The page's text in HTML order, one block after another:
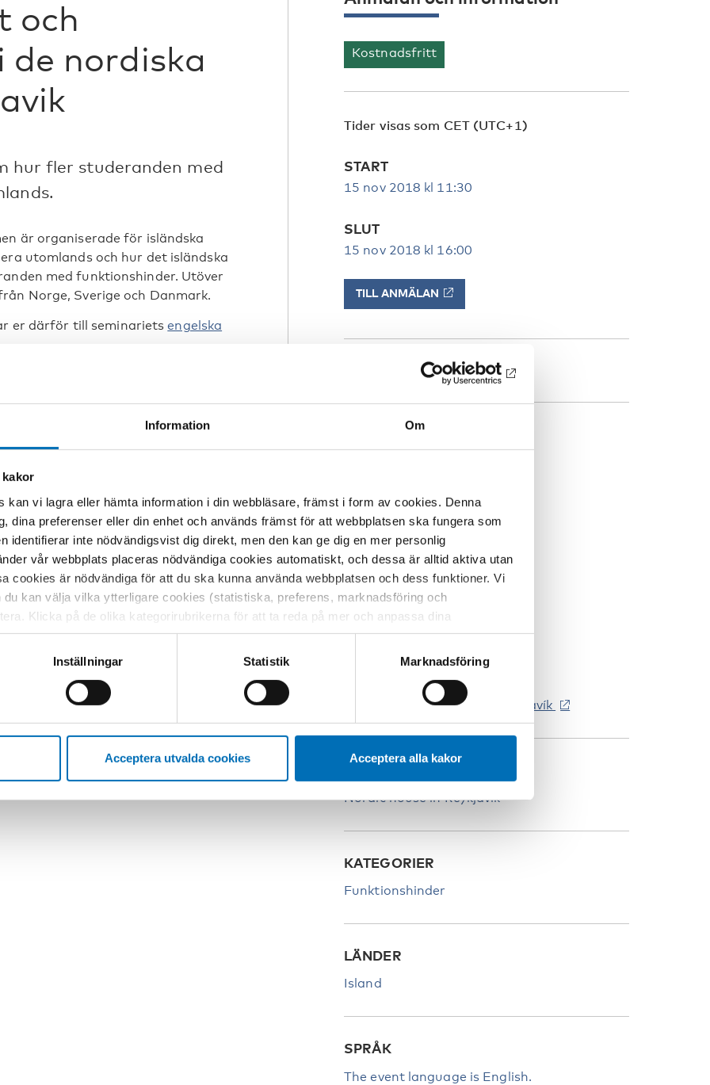
Information Om
kakor
kan vi lagra eller hämta information i din webbläsare, främst i form av cookies. Denna
dina preferenser eller din enhet och används främst för att webbplatsen ska fungera som
identifierar inte nödvändigsvist dig direkt, men den kan ge dig en mer personlig
vår webbplats placeras nödvändiga cookies automatiskt, och dessa är alltid aktiva utan
cookies är nödvändiga för att du ska kunna använda webbplatsen och dess funktioner. Vi
kan välja vilka ytterligare cookies (statistiska, preferens, marknadsföring och
Klicka på de olika kategorirubrikerna för att ta reda på mer och anpassa dina
att blockering av cookies kan påverka din upplevelse av webbplatsen och de tjänster
webbplats tidigare och accepterat användningen av cookies kan du alltid radera dem
i din webbläsare.
Inställningar Statistik Marknadsföring
Acceptera utvalda cookies Acceptera alla kakor
och
nordiska
hur fler studeranden med
är organiserade för isländska
utomlands och hur det isländska
med funktionshinder. Utöver
Norge, Sverige och Danmark.
er därför till seminarietsengelska
Kostnadsfritt
Tider visas som CET (UTC+1)
START
15 nov 2018 kl 11:30
SLUT
15 nov 2018 kl 16:00
TILL ANMÄLAN
Program PDF
Sæmundargata 11, 101 Reykjavík
Nordic house in Reykjavik
KATEGORIER
Funktionshinder
LÄNDER
Island
SPRÅK
The event language is English.